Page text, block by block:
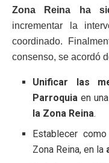
Zona Reina ha
incrementar la
coordinado.
consenso, se acordó
Unificar las
Parroquia en
la Zona Reina.
Establecer
Zona Reina, en la